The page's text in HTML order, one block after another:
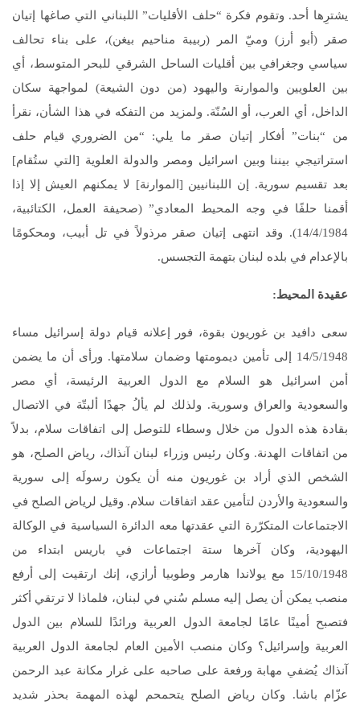
يشترِها أحد. وتقوم فكرة “حلف الأقليات” اللبناني التي صاغها إتيان
صقر (أبو أرز) وميّ المر (ربيبة مناحيم بيغن)، على بناء تحالف
سياسي وجغرافي بين أقليات الساحل الشرقي للبحر المتوسط، أي
بين العلويين والموارنة واليهود (من دون الشيعة) لمواجهة سكان
الداخل، أي العرب، أو السُنّة. ولمزيد من التفكه في هذا الشأن، نقرأ
من “بنات” أفكار إتيان صقر ما يلي: “من الضروري قيام حلف
استراتيجي بيننا وبين اسرائيل ومصر والدولة العلوية [التي ستُقام]
بعد تقسيم سورية. إن اللبنانيين [الموارنة] لا يمكنهم العيش إلا إذا
أقمنا حلفًا في وجه المحيط المعادي” (صحيفة العمل، الكتائبية،
14/4/1984). وقد انتهى إتيان صقر مرذولاً في تل أبيب، ومحكومًا
بالإعدام في بلده لبنان بتهمة التجسس.
عقيدة المحيط:
سعى دافيد بن غوريون بقوة، فور إعلانه قيام دولة إسرائيل مساء
14/5/1948 إلى تأمين ديمومتها وضمان سلامتها. ورأى أن ما يضمن
أمن اسرائيل هو السلام مع الدول العربية الرئيسة، أي مصر
والسعودية والعراق وسورية. ولذلك لم يألُ جهدًا ألبتّة في الاتصال
بقادة هذه الدول من خلال وسطاء للتوصل إلى اتفاقات سلام، بدلاً
من اتفاقات الهدنة. وكان رئيس وزراء لبنان آنذاك، رياض الصلح، هو
الشخص الذي أراد بن غوريون منه أن يكون رسولَه إلى سورية
والسعودية والأردن لتأمين عقد اتفاقات سلام. وقيل لرياض الصلح في
الاجتماعات المتكرّرة التي عقدتها معه الدائرة السياسية في الوكالة
اليهودية، وكان آخرها ستة اجتماعات في باريس ابتداء من
15/10/1948 مع يولاندا هارمر وطوبيا أرازي، إنك ارتقيت إلى أرفع
منصب يمكن أن يصل إليه مسلم سُني في لبنان، فلماذا لا ترتقي أكثر
فتصبح أمينًا عامًا لجامعة الدول العربية ورائدًا للسلام بين الدول
العربية وإسرائيل؟ وكان منصب الأمين العام لجامعة الدول العربية
آنذاك يُضفي مهابة ورفعة على صاحبه على غرار مكانة عبد الرحمن
عزّام باشا. وكان رياض الصلح يتحمحم لهذه المهمة بحذر شديد